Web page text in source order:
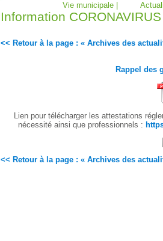
Vie municipale |
Information
<< Retour à la page : « Archives des
Rappel des
Lien pour télécharger les attestations
nécessité ainsi que professionnels :
<< Retour à la page : « Archives des